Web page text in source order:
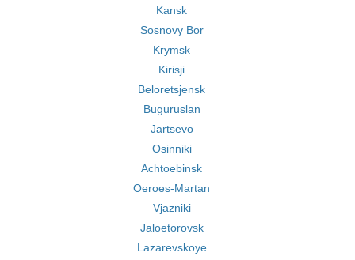
Kansk
Sosnovy Bor
Krymsk
Kirisji
Beloretsjensk
Buguruslan
Jartsevo
Osinniki
Achtoebinsk
Oeroes-Martan
Vjazniki
Jaloetorovsk
Lazarevskoye